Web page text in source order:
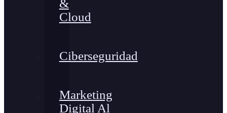
&
Cloud
Ciberseguridad
Marketing
Digital Al